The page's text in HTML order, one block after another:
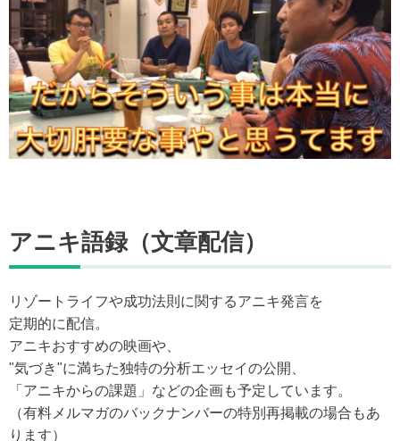
アニキ語録（文章配信）
リゾートライフや成功法則に関するアニキ発言を
定期的に配信。
アニキおすすめの映画や、
"気づき"に満ちた独特の分析エッセイの公開、
「アニキからの課題」などの企画も予定しています。
（有料メルマガのバックナンバーの特別再掲載の場合もあ
ります）